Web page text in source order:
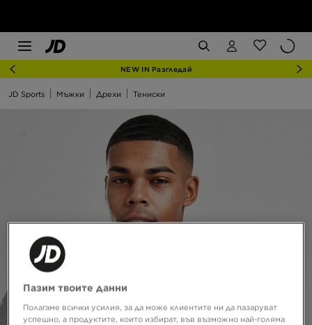
NEW IN Разгледай
JD Sports Мъжки Дрехи Тениски
Пазим твоите данни
Полагаме всички усилия, за да може клиентите ни да пазаруват
успешно, а продуктите, които избират, във възможно най-голяма